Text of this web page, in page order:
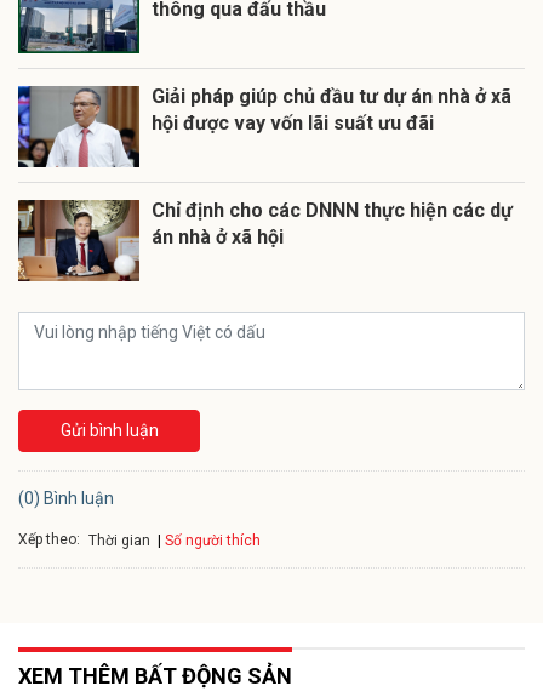
thông qua đấu thầu
Giải pháp giúp chủ đầu tư dự án nhà ở xã
hội được vay vốn lãi suất ưu đãi
Chỉ định cho các DNNN thực hiện các dự
án nhà ở xã hội
Gửi bình luận
(0) Bình luận
Xếp theo: Thời gian Số người thích
XEM THÊM BẤT ĐỘNG SẢN